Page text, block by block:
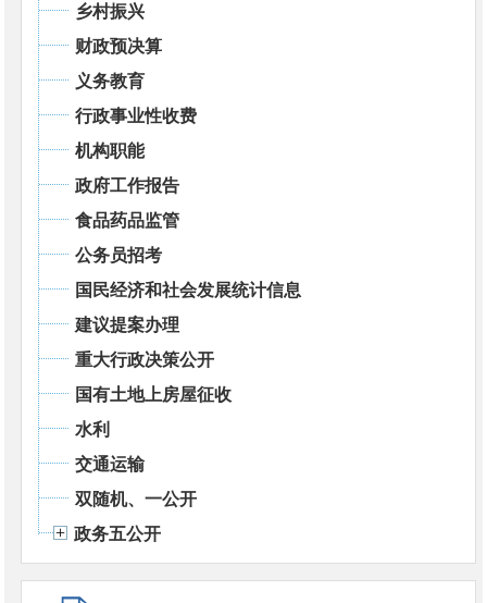
乡村振兴
财政预决算
义务教育
行政事业性收费
机构职能
政府工作报告
食品药品监管
公务员招考
国民经济和社会发展统计信息
建议提案办理
重大行政决策公开
国有土地上房屋征收
水利
交通运输
双随机、一公开
政务五公开